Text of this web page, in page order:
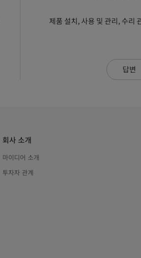
제품 설치, 사용 및 관리, 수리
답변
회사 소개
마이디어 소개
투자자 관계